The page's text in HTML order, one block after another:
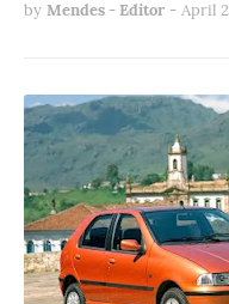
by Mendes - Editor - April